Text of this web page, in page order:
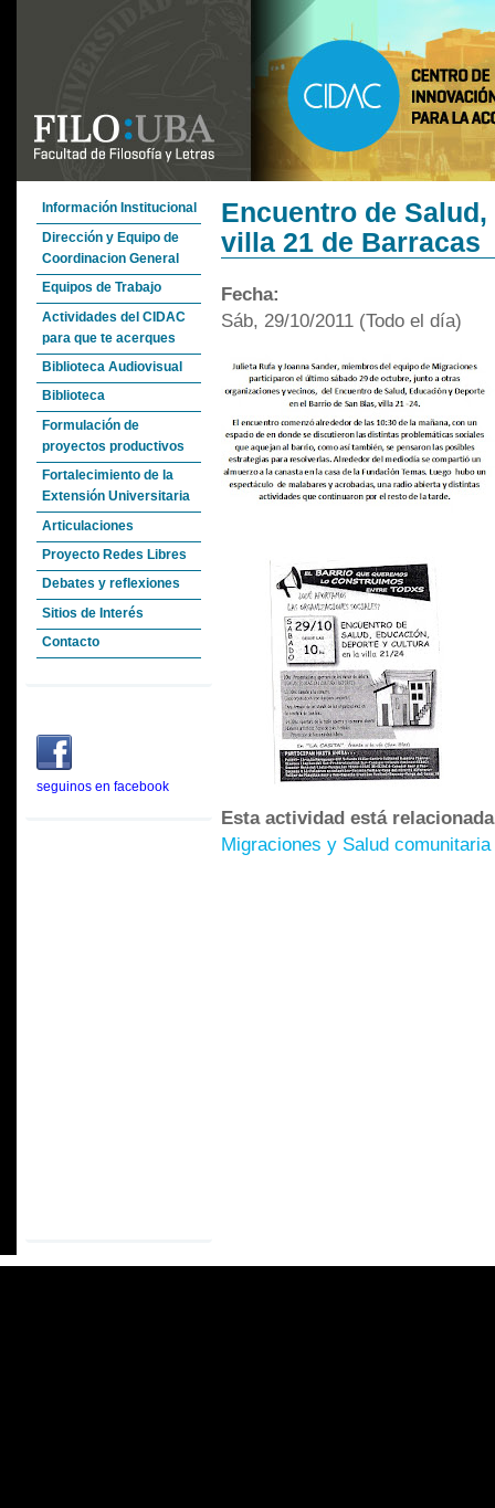
Información Institucional
Dirección y Equipo de
Coordinacion General
Equipos de Trabajo
Actividades del CIDAC
para que te acerques
Biblioteca Audiovisual
Biblioteca
Formulación de
proyectos productivos
Fortalecimiento de la
Extensión Universitaria
Articulaciones
Proyecto Redes Libres
Debates y reflexiones
Sitios de Interés
Contacto
seguinos en facebook
Encuentro de
villa 21 de Barracas
Fecha:
Sáb, 29/10/2011 (Todo el día)
Esta actividad está
Migraciones y Salud comunitaria